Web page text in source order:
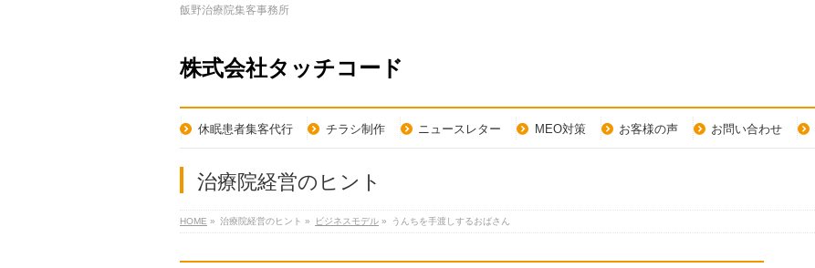
飯野治療院集客事務所
株式会社タッチコード
休眠患者集客代行 チラシ制作 ニュースレター MEO対策 お客様の声 お問い合わせ
治療院経営のヒント
HOME » 治療院経営のヒント » ビジネスモデル » うんちを手渡しするおばさん